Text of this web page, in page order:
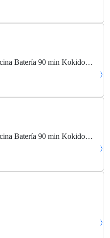
Batería 90 min Kokido
Sistema Stop Go
Batería 90 min Kokido
Sistema Stop Go